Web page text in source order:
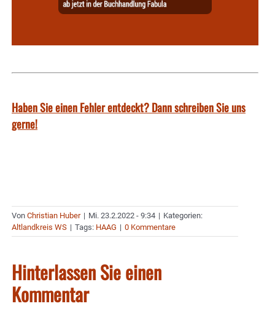
Haben Sie einen Fehler entdeckt? Dann schreiben Sie uns
gerne!
Von Christian Huber | Mi. 23.2.2022 - 9:34 | Kategorien:
Altlandkreis WS | Tags: HAAG | 0 Kommentare
Hinterlassen Sie einen
Kommentar